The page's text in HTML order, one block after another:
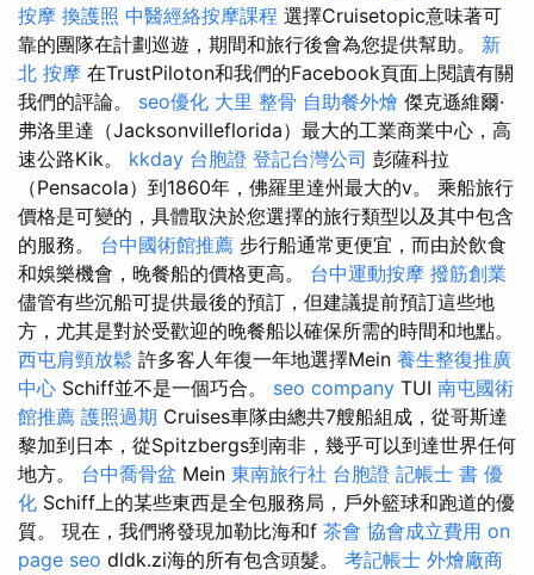
按摩 換護照 中醫經絡按摩課程 選擇Cruisetopic意味著可
靠的團隊在計劃巡遊，期間和旅行後會為您提供幫助。 新
北 按摩 在TrustPiloton和我們的Facebook頁面上閱讀有關
我們的評論。 seo優化 大里 整骨 自助餐外燴 傑克遜維爾·
弗洛里達（Jacksonvilleflorida）最大的工業商業中心，高
速公路Kik。 kkday 台胞證 登記台灣公司 彭薩科拉
（Pensacola）到1860年，佛羅里達州最大的v。 乘船旅行
價格是可變的，具體取決於您選擇的旅行類型以及其中包含
的服務。 台中國術館推薦 步行船通常更便宜，而由於飲食
和娛樂機會，晚餐船的價格更高。 台中運動按摩 撥筋創業
儘管有些沉船可提供最後的預訂，但建議提前預訂這些地
方，尤其是對於受歡迎的晚餐船以確保所需的時間和地點。
西屯肩頸放鬆 許多客人年復一年地選擇Mein 養生整復推廣
中心 Schiff並不是一個巧合。 seo company TUI 南屯國術
館推薦 護照過期 Cruises車隊由總共7艘船組成，從哥斯達
黎加到日本，從Spitzbergs到南非，幾乎可以到達世界任何
地方。 台中喬骨盆 Mein 東南旅行社 台胞證 記帳士 書 優
化 Schiff上的某些東西是全包服務局，戶外籃球和跑道的優
質。 現在，我們將發現加勒比海和f 茶會 協會成立費用 on
page seo dldk.zi海的所有包含頭髮。 考記帳士 外燴廠商